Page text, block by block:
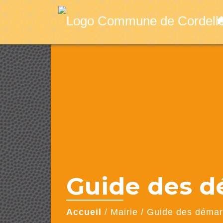
Guide des
Accueil / Mairie / Guide des